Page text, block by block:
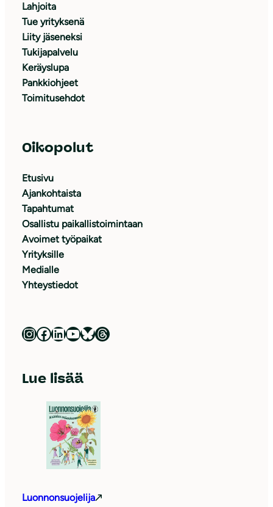
Lahjoita
Tue yrityksenä
Liity jäseneksi
Tukijapalvelu
Keräyslupa
Pankkiohjeet
Toimitusehdot
Oikopolut
Etusivu
Ajankohtaista
Tapahtumat
Osallistu paikallistoimintaan
Avoimet työpaikat
Yrityksille
Medialle
Yhteystiedot
Luonnonsuojeluliitto Instagramissa Luonnonsuojeluliitto Facebookissa Luonnonsuojeluliitto LinkedInissä Luonnonsuojeluliiton YouTube-kanava Luonnonsuojeluliitto Blueskyssa Luonnonsuojeluliitto Threadsissa
Lue lisää
Luonnonsuojelija